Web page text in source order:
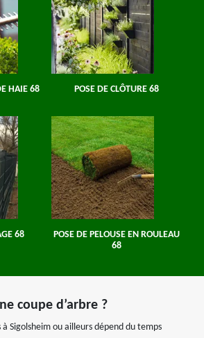
HAIE 68 POSE DE CLÔTURE 68
68
POSE DE PELOUSE EN ROULEAU
68
coupe d’arbre ?
à Sigolsheim ou ailleurs dépend du temps